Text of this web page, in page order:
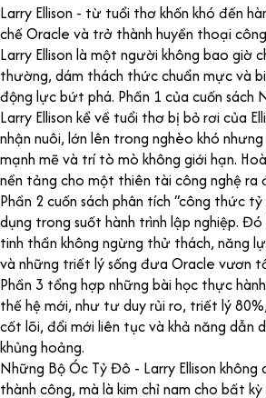
Larry Ellison - từ tuổi thơ khốn khó đến
chế Oracle và trở thành huyền thoại
Larry Ellison là một người không bao giờ
thường, dám thách thức chuẩn mực và
động lực bứt phá. Phần 1 của cuốn sách
Larry Ellison kể về tuổi thơ bị bỏ rơi của
nhận nuôi, lớn lên trong nghèo khó
mạnh mẽ và trí tò mò không giới hạn.
nền tảng cho một thiên tài công nghệ ra
Phần 2 cuốn sách phân tích “công thức
dụng trong suốt hành trình lập nghiệp.
tinh thần không ngừng thử thách, năng
và những triết lý sống đưa Oracle vươn
Phần 3 tổng hợp những bài học thực
thế hệ mới, như tư duy rủi ro, triết lý
cốt lõi, đổi mới liên tục và khả năng dẫn
khủng hoảng.
Những Bộ Óc Tỷ Đô - Larry Ellison không
thành công, mà là kim chỉ nam cho bất